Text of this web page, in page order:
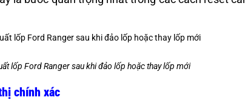
lốp Ford Ranger sau khi đảo lốp hoặc thay lốp mới
chính xác